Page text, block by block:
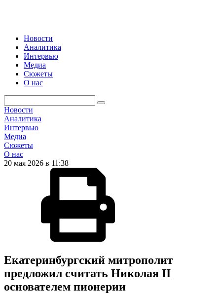
Новости
Аналитика
Интервью
Медиа
Сюжеты
О нас
Новости
Аналитика
Интервью
Медиа
Сюжеты
О нас
20 мая 2026 в 11:38
Екатеринбургский митрополит
предложил считать Николая II
основателем пионерии